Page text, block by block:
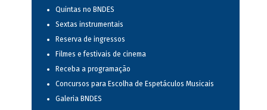
Quintas no BNDES
Sextas instrumentais
Reserva de ingressos
Filmes e festivais de cinema
Receba a programação
Concursos para Escolha de Espetáculos Musicais
Galeria BNDES